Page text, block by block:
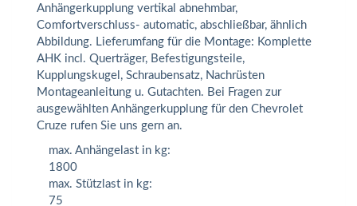
Anhängerkupplung vertikal abnehmbar,
Comfortverschluss- automatic, abschließbar, ähnlich
Abbildung. Lieferumfang für die Montage: Komplette
AHK incl. Querträger, Befestigungsteile,
Kupplungskugel, Schraubensatz, Nachrüsten
Montageanleitung u. Gutachten. Bei Fragen zur
ausgewählten Anhängerkupplung für den Chevrolet
Cruze rufen Sie uns gern an.
max. Anhängelast in kg:
1800
max. Stützlast in kg:
75